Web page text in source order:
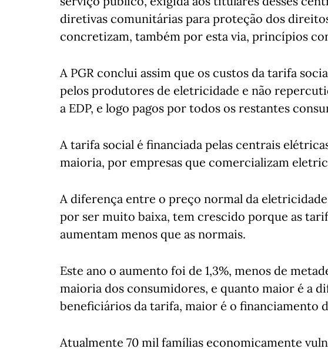
diretivas comunitárias para proteção dos
concretizam, também por esta via, princípios
A PGR conclui assim que os custos da tarifa
pelos produtores de eletricidade e não
a EDP, e logo pagos por todos os restantes
A tarifa social é financiada pelas centrais
maioria, por empresas que comercializam
A diferença entre o preço normal da
por ser muito baixa, tem crescido porque as
aumentam menos que as normais.
Este ano o aumento foi de 1,3%, menos de
maioria dos consumidores, e quanto maior é a
beneficiários da tarifa, maior é o financiamento
Atualmente 70 mil famílias economicamente